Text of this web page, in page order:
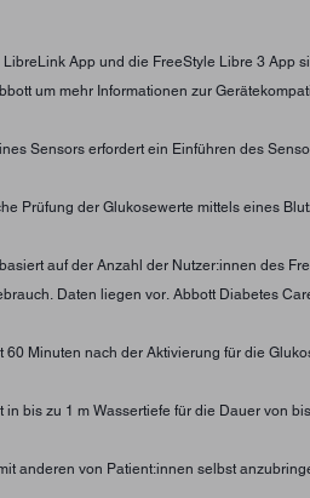
LibreLink App und die FreeStyle Libre 3 App
um mehr Informationen zur
Sensors erfordert ein Einführen des
Prüfung der Glukosewerte mittels eines
auf der Anzahl der Nutzer:innen des
Daten liegen vor. Abbott Diabetes
60 Minuten nach der Aktivierung für die
in bis zu 1 m Wassertiefe für die Dauer von
anderen von Patient:innen selbst